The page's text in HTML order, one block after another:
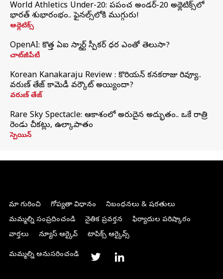
World Athletics Under-20: ప్రపంచ అండర్-20 అథ్లెటిక్స్‌లో
భారత్‌ శుభారంభం.. ఫైనల్స్‌లోకి ముగ్గురు!
అథ్లెటిక్స్
OpenAI: కొత్త ఏఐ స్మార్ట్ స్పీకర్ ధర ఎంతో తెలుసా?
చాట్‌జీపీటీ
Korean Kanakaraju Review : కొరియన్ కనకరాజు రివ్యూ..
వరుణ్ తేజ్ కామెడీ వర్కౌట్ అయ్యిందా?
వరుణ్ తేజ్
Rare Sky Spectacle: ఆకాశంలో అరుదైన అద్భుతం.. ఒకే రాత్రి
రెండు చీకట్లు, ఉల్కాపాతం
స్పెయిన్
మా గురించి గోప్యతా విధానం
నిబంధనలు & షరతులు
మమ్మల్ని సంప్రదించండి
నైతిక ప్రవర్తన
ఫిర్యాదుల పరిష్కారం
వార్తలు
న్యూస్ ఆర్కైవ్ టాపిక్స్ ఆర్కైవ్స్
మమ్మల్ని అనుసరించండి